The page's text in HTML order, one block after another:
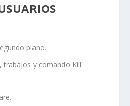
plano.
trabajos y comando Kill.